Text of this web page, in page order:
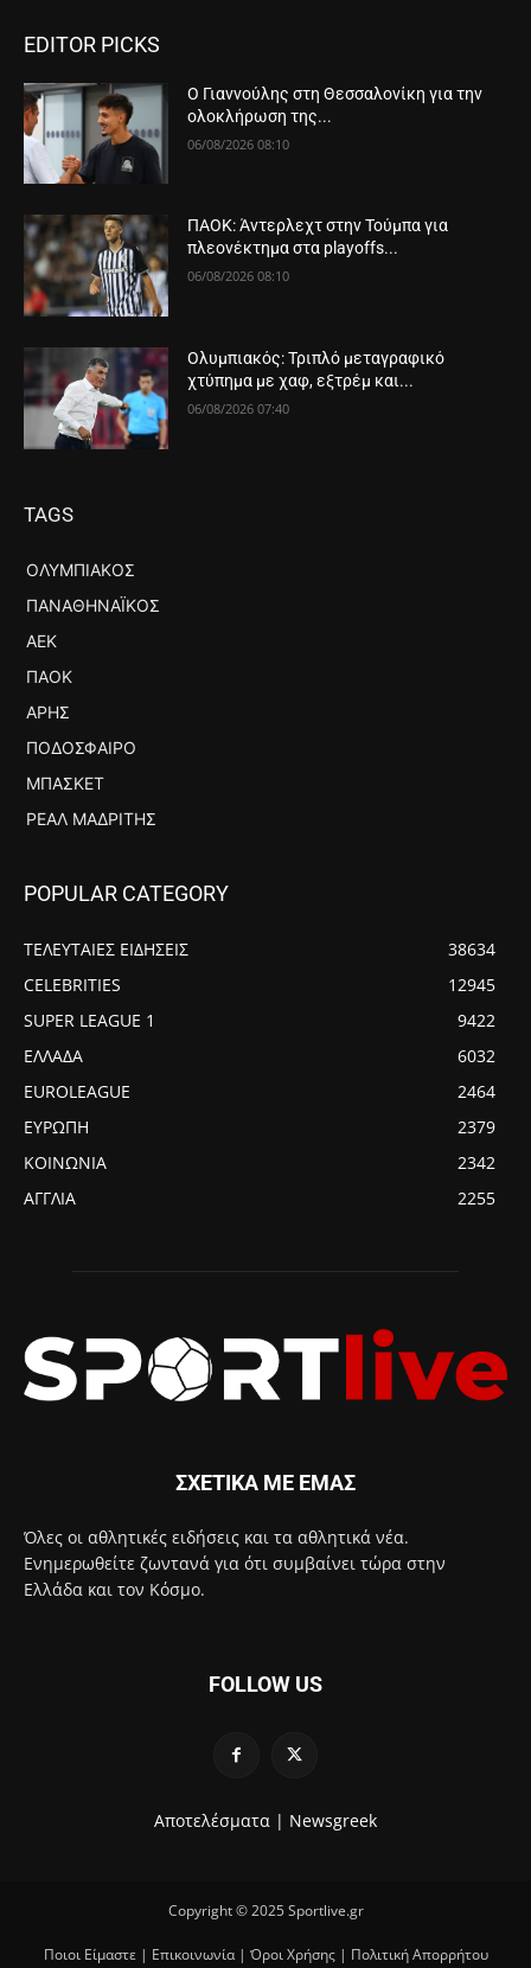
EDITOR PICKS
Ο Γιαννούλης στη Θεσσαλονίκη για την
ολοκλήρωση της...
06/08/2026 08:10
ΠΑΟΚ: Άντερλεχτ στην Τούμπα για
πλεονέκτημα στα playoffs...
06/08/2026 08:10
Ολυμπιακός: Τριπλό μεταγραφικό
χτύπημα με χαφ, εξτρέμ και...
06/08/2026 07:40
TAGS
ΟΛΥΜΠΙΑΚΌΣ
ΠΑΝΑΘΗΝΑΪΚΌΣ
ΑΕΚ
ΠΑΟΚ
ΆΡΗΣ
ΠΟΔΌΣΦΑΙΡΟ
ΜΠΆΣΚΕΤ
ΡΕΆΛ ΜΑΔΡΊΤΗΣ
POPULAR CATEGORY
ΤΕΛΕΥΤΑΙΕΣ ΕΙΔΗΣΕΙΣ
38634
CELEBRITIES
12945
SUPER LEAGUE 1
9422
ΕΛΛΑΔΑ
6032
EUROLEAGUE
2464
ΕΥΡΩΠΗ
2379
ΚΟΙΝΩΝΙΑ
2342
ΑΓΓΛΙΑ
2255
ΣΧΕΤΙΚΑ ΜΕ ΕΜΑΣ
Όλες οι αθλητικές ειδήσεις και τα αθλητικά νέα.
Ενημερωθείτε ζωντανά για ότι συμβαίνει τώρα στην
Ελλάδα και τον Κόσμο.
FOLLOW US
Αποτελέσματα | Newsgreek
Copyright © 2025 Sportlive.gr
Ποιοι Είμαστε| Επικοινωνία| Όροι Χρήσης| Πολιτική Απορρήτου